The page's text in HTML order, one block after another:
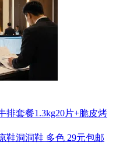
排套餐1.3kg20片+脆皮烤
鞋洞洞鞋 多色 29元包邮